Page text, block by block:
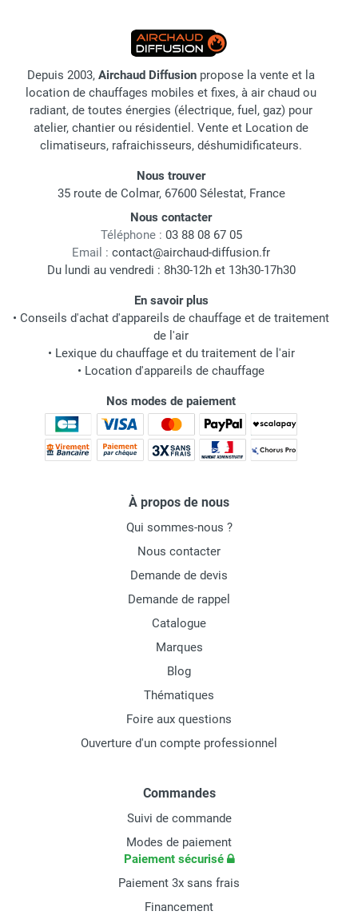
Depuis 2003, Airchaud Diffusion propose la vente et la
location de chauffages mobiles et fixes, à air chaud ou
radiant, de toutes énergies (électrique, fuel, gaz) pour
atelier, chantier ou résidentiel. Vente et Location de
climatiseurs, rafraichisseurs, déshumidificateurs.
Nous trouver
35 route de Colmar, 67600 Sélestat, France
Nous contacter
Téléphone : 03 88 08 67 05
Email : contact@airchaud-diffusion.fr
Du lundi au vendredi : 8h30-12h et 13h30-17h30
En savoir plus
• Conseils d'achat d'appareils de chauffage et de traitement
de l'air
• Lexique du chauffage et du traitement de l'air
• Location d'appareils de chauffage
Nos modes de paiement
À propos de nous
Qui sommes-nous ?
Nous contacter
Demande de devis
Demande de rappel
Catalogue
Marques
Blog
Thématiques
Foire aux questions
Ouverture d'un compte professionnel
Commandes
Suivi de commande
Modes de paiement
Paiement sécurisé
Paiement 3x sans frais
Financement